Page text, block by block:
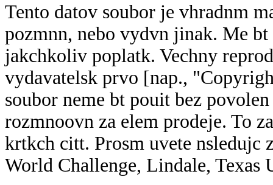
Tento datov soubor je vhradnm
pozmnn, nebo vydvn jinak. Me
jakchkoliv poplatk. Vechny
vydavatelsk prvo [nap.,
soubor neme bt pouit bez
rozmnoovn za elem prodeje. To
krtkch citt. Prosm uvete
World Challenge, Lindale, Texas